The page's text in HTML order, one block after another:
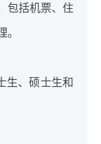
包括机票、住
。
生、硕士生和